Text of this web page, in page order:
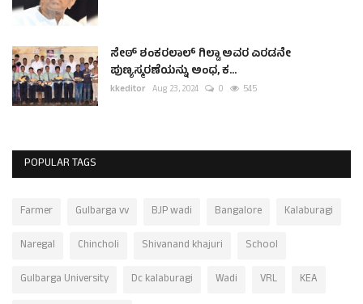
ಸೇಠ್ ಶಂಕರಲಾಲ್ ಗಿಲ್ಡಾ ಅವರ ಎರಡನೇ
ಪುಣ್ಯಸ್ಮರಣೆಯನ್ನು ಅಂಧ, ಕ...
kkeditor Aug 23, 2024 0 545
POPULAR TAGS
Farmer Gulbarga vv BJP wadi Bangalore
Kalaburagi
Naregal
Chincholi Shivanand khajuri
School
Gulbarga University
Dc kalaburagi Wadi VRL
KEA